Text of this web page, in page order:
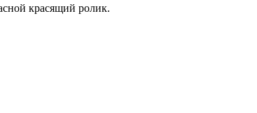
красящий ролик.